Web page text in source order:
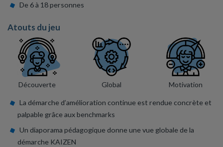
De 6 à 18 personnes
Atouts du jeu
Découverte Global Motivation
La démarche d’amélioration continue est rendue concrète et
palpable grâce aux benchmarks
Un diaporama pédagogique donne une vue globale de la
démarche KAIZEN